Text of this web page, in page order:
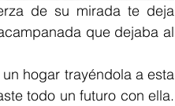
de su mirada te deja
que dejaba al
hogar trayéndola a esta
todo un futuro con ella.